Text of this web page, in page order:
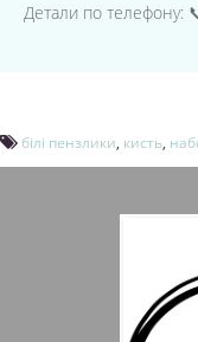
Детали по телефону:
білі пензлики, кисть,